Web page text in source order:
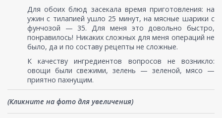
Для обоих блюд засекала время приготовления: на
ужин с тилапией ушло 25 минут, на мясные шарики с
фунчозой — 35. Для меня это довольно быстро,
понравилось! Никаких сложных для меня операций не
было, да и по составу рецепты не сложные.
К качеству ингредиентов вопросов не возникло:
овощи были свежими, зелень — зеленой, мясо —
приятно пахнущим.
(Кликните на фото для увеличения)